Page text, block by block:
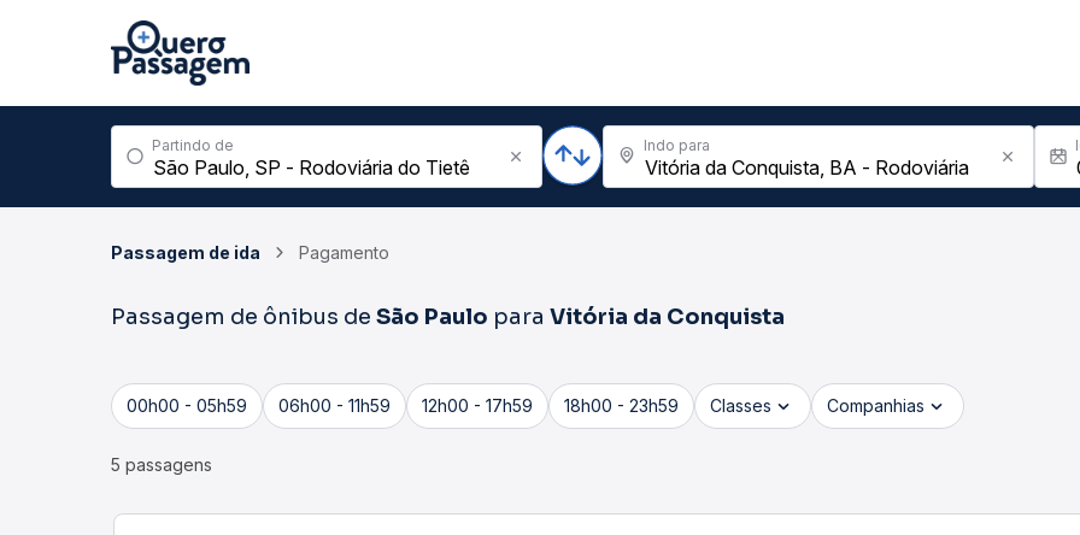
Partindo de Indo para
Passagem de ida Pagamento
Passagem de ônibus de São Paulo para Vitória da Conquista
00h00 - 05h59 06h00 - 11h59 12h00 - 17h59 18h00 - 23h59 Classes Companhias
5 passagens